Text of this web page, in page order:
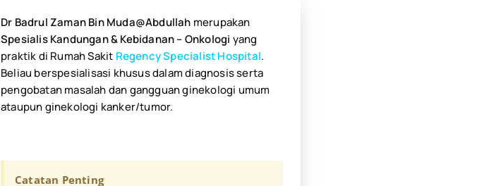
Dr Badrul Zaman Bin Muda@Abdullah merupakan
Spesialis Kandungan & Kebidanan – Onkologi yang
praktik di Rumah Sakit Regency Specialist Hospital.
Beliau berspesialisasi khusus dalamdiagnosis serta
pengobatan masalah dan gangguan ginekologi umum
ataupun ginekologi kanker/tumor.
Catatan Penting